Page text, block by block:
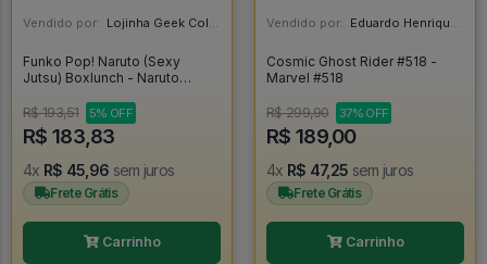
Vendido por: Lojinha Geek Colecionáveis - DF
Funko Pop! Naruto (Sexy
Jutsu) Boxlunch - Naruto
R$ 193,51
5% OFF
R$ 183,83
4x R$ 45,96 sem juros
Frete Grátis
Carrinho
Vendido por: Eduardo Henrique - SP
Cosmic Ghost Rider #518 -
Marvel #518
R$ 299,90 37% OFF
R$ 189,00
4x R$ 47,25 sem juros
Frete Grátis
Carrinho